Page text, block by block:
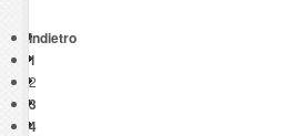
Indietro
1
2
3
4